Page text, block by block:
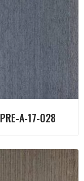
PRE-A-17-028